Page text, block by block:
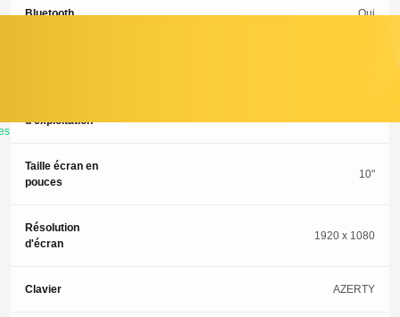
Bluetooth Oui
d'exploitation
Taille écran en
pouces
10"
Résolution
d'écran
1920 x 1080
Clavier AZERTY